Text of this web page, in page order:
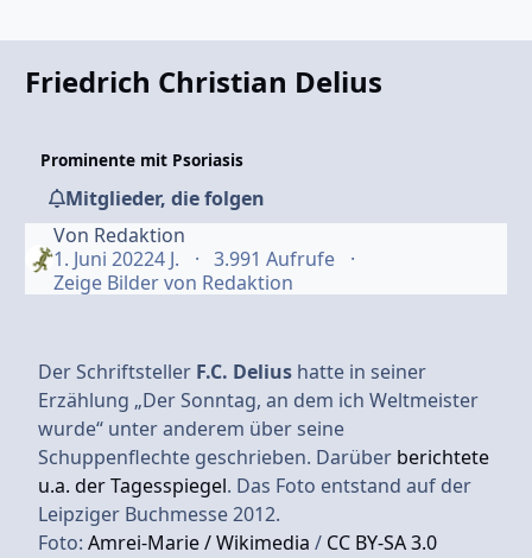
Friedrich Christian Delius
Prominente mit Psoriasis
Mitglieder, die folgen
Von Redaktion
1. Juni 20224 J.
3.991 Aufrufe
Zeige Bilder von Redaktion
Der Schriftsteller F.C. Delius hatte in seiner
Erzählung „Der Sonntag, an dem ich Weltmeister
wurde“ unter anderem über seine
Schuppenflechte geschrieben. Darüber berichtete
u.a. der Tagesspiegel. Das Foto entstand auf der
Leipziger Buchmesse 2012.
Foto: Amrei-Marie / Wikimedia / CC BY-SA 3.0